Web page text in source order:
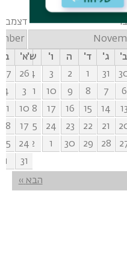
ב' ג' ד' ה ו'
ש'
31
1
2
3
4
6
7
8
9
10
11
13
14
15
16
17
18
21
22
23
24
25
28
29
30
1
2
דצמבר
א'
ב'
26
27
3
4
10
11
17
18
24
25
31
1
הבא ››